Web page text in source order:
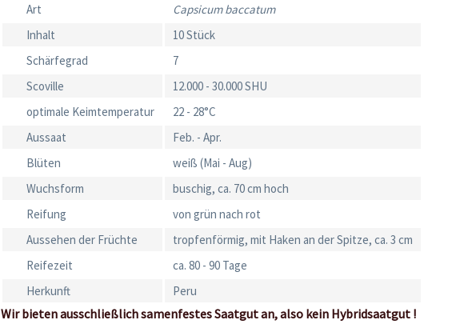
Art
Capsicum baccatum
Inhalt
10 Stück
Schärfegrad
7
Scoville
12.000 - 30.000 SHU
optimale Keimtemperatur
22 - 28°C
Aussaat
Feb. - Apr.
Blüten
weiß (Mai - Aug)
Wuchsform
buschig, ca. 70 cm hoch
Reifung
von grün nach rot
Aussehen der Früchte
tropfenförmig, mit Haken an der Spitze, ca. 3 cm
Reifezeit
ca. 80 - 90 Tage
Herkunft
Peru
Wir bieten ausschließlich samenfestes Saatgut an, also kein Hybridsaatgut !